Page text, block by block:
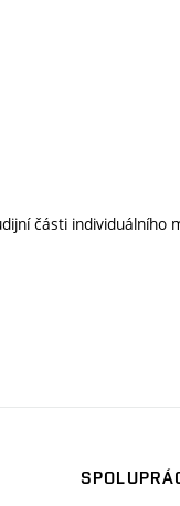
části individuálního